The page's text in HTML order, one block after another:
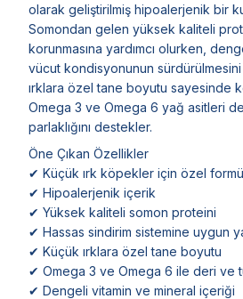
olarak geliştirilmiş hipoalerjenik bir
Somondan gelen yüksek kaliteli
korunmasına yardımcı olurken,
vücut kondisyonunun
ırklara özel tane boyutu sayesinde
Omega 3 ve Omega 6 yağ asitleri
parlaklığını destekler.
Öne Çıkan Özellikler
✔ Küçük ırk köpekler için özel
✔ Hipoalerjenik içerik
✔ Yüksek kaliteli somon proteini
✔ Hassas sindirim sistemine uygun
✔ Küçük ırklara özel tane boyutu
✔ Omega 3 ve Omega 6 ile deri ve
✔ Dengeli vitamin ve mineral içeriği